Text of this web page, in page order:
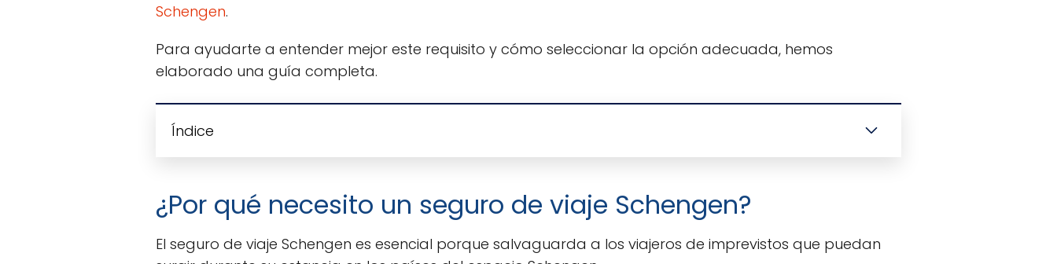
Schengen.
Para ayudarte a entender mejor este requisito y cómo seleccionar la opción adecuada, hemos
elaborado una guía completa.
Índice
¿Por qué necesito un seguro de viaje Schengen?
El seguro de viaje Schengen es esencial porque salvaguarda a los viajeros de imprevistos que puedan